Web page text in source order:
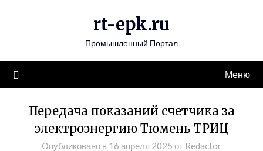
rt-epk.ru
Промышленный Портал
Меню
Передача показаний счетчика за
электроэнергию Тюмень ТРИЦ
Опубликовано в 16 апреля 2025 от Redactor